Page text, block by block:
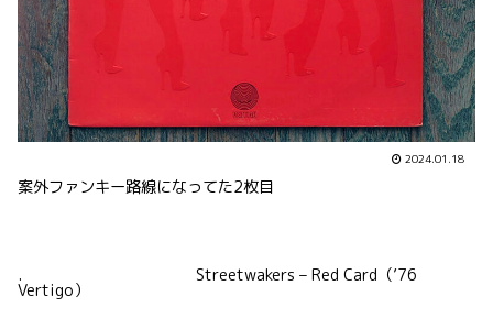
2024.01.18
案外ファンキー路線になってた2枚目
. Streetwakers – Red Card（’76
Vertigo）